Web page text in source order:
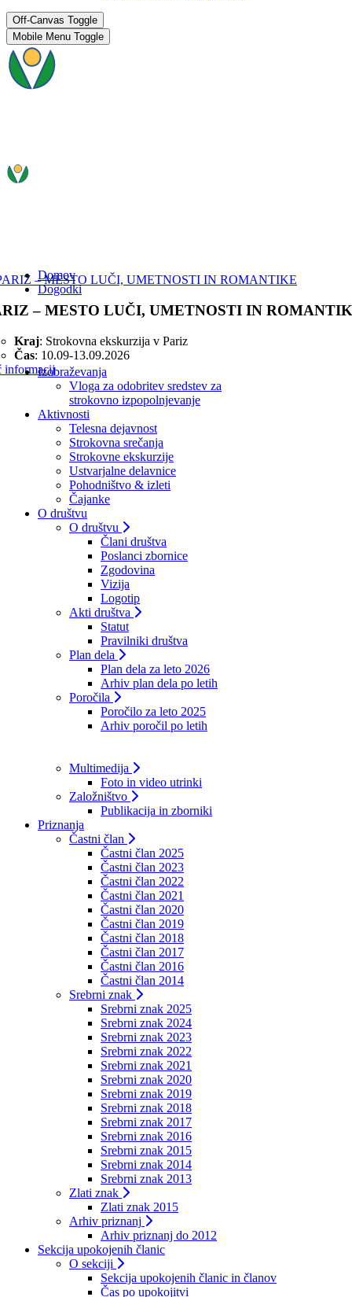
Off-Canvas Toggle
Mobile Menu Toggle
Domov
Dogodki
– MESTO LUČI, UMETNOSTI IN
Kraj: Strokovna ekskurzija v Pariz
Čas: 10.09-13.09.2026
informacijIzobraževanja
Vloga za odobritev sredstev za
strokovno izpopolnjevanje
Aktivnosti
Telesna dejavnost
Strokovna srečanja
Strokovne ekskurzije
Ustvarjalne delavnice
Pohodništvo & izleti
Čajanke
O društvu
O društvu
Člani društva
Poslanci zbornice
Zgodovina
Vizija
Logotip
Akti društva
Statut
Pravilniki društva
Plan dela
Plan dela za leto 2026
Arhiv plan dela po letih
Poročila
Poročilo za leto 2025
Arhiv poročil po letih
Multimedija
Foto in video utrinki
Založništvo
Publikacija in zborniki
Priznanja
Častni član
Častni član 2025
Častni član 2023
Častni član 2022
Častni član 2021
Častni član 2020
Častni član 2019
Častni član 2018
Častni član 2017
Častni član 2016
Častni član 2014
Srebrni znak
Srebrni znak 2025
Srebrni znak 2024
Srebrni znak 2023
Srebrni znak 2022
Srebrni znak 2021
Srebrni znak 2020
Srebrni znak 2019
Srebrni znak 2018
Srebrni znak 2017
Srebrni znak 2016
Srebrni znak 2015
Srebrni znak 2014
Srebrni znak 2013
Zlati znak
Zlati znak 2015
Arhiv priznanj
Arhiv priznanj do 2012
Sekcija upokojenih članic
O sekciji
Sekcija upokojenih članic in članov
Čas po upokojitvi